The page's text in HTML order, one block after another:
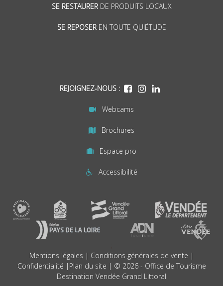
SE RESTAURERDE PRODUITS LOCAUX
SE REPOSEREN TOUTE QUIÉTUDE
REJOIGNEZ-NOUS :
Webcams
Brochures
Espace pro
Accessibilité
Mentions légales | Conditions générales de vente |
Confidentialité | Plan du site | © 2026 - Office de Tourisme
Destination Vendée Grand Littoral